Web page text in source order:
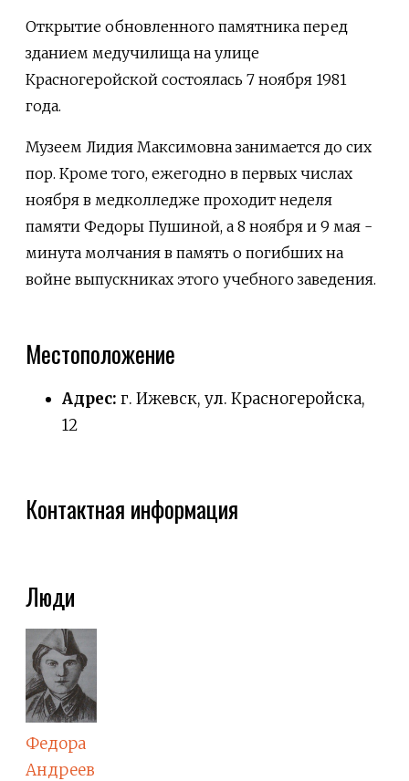
Открытие обновленного памятника перед
зданием медучилища на улице
Красногеройской состоялась 7 ноября 1981
года.
Музеем Лидия Максимовна занимается до сих
пор. Кроме того, ежегодно в первых числах
ноября в медколледже проходит неделя
памяти Федоры Пушиной, а 8 ноября и 9 мая -
минута молчания в память о погибших на
войне выпускниках этого учебного заведения.
Местоположение
Адрес: г. Ижевск, ул. Красногеройска,
12
Контактная информация
Люди
Федора
Андреев